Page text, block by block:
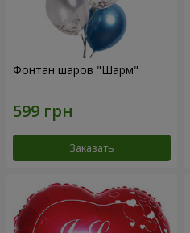
Фонтан шаров "Шарм"
Заказать